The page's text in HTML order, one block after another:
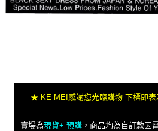
★ KE-MEI感謝您光臨購物 下標即
賣場為現貨+ 預購，商品均為自訂款因